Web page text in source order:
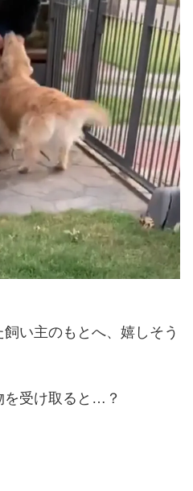
い主のもとへ、嬉しそう
を受け取ると…？